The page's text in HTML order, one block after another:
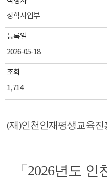
장학사업부
등록일
2026-05-18
조회
1,714
(재)인천인재평생교육진
「 2026년도 인